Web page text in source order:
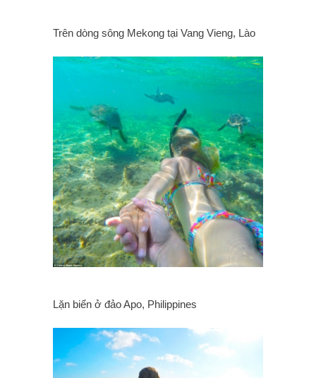
Trên dòng sông Mekong tại Vang Vieng, Lào
Lặn biển ở đảo Apo, Philippines